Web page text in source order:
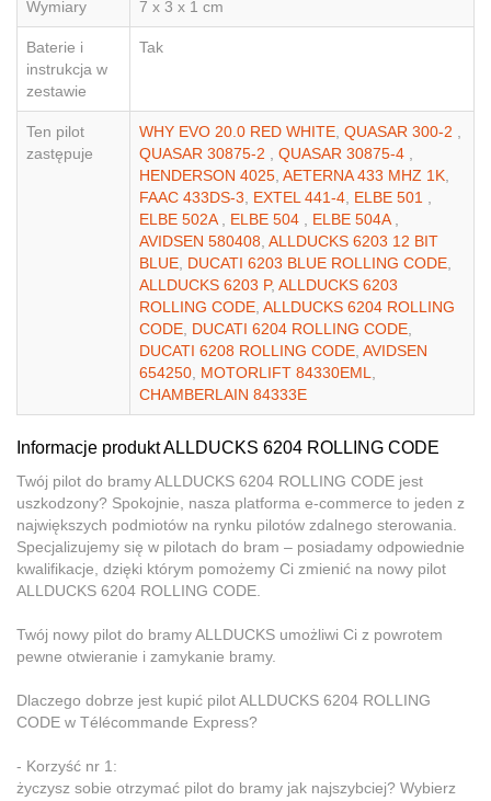
Wymiary 7 x 3 x 1 cm
Baterie i
instrukcja w
zestawie
Tak
Ten pilot
zastępuje
WHY EVO 20.0 RED WHITE QUASAR 300-2
QUASAR 30875-2
QUASAR 30875-4
HENDERSON 4025 AETERNA 433 MHZ 1K
FAAC 433DS-3
EXTEL 441-4 ELBE 501
ELBE 502A
ELBE 504 ELBE 504A
AVIDSEN 580408 ALLDUCKS 6203 12 BIT
BLUE DUCATI 6203 BLUE ROLLING CODE
ALLDUCKS 6203 P, ALLDUCKS 6203
ROLLING CODE ALLDUCKS 6204 ROLLING
CODE DUCATI 6204 ROLLING CODE
DUCATI 6208 ROLLING CODE AVIDSEN
654250 MOTORLIFT 84330EML
CHAMBERLAIN 84333E
Informacje produkt ALLDUCKS 6204 ROLLING CODE
Twój pilot do bramy ALLDUCKS 6204 ROLLING CODE jest
uszkodzony? Spokojnie, nasza platforma e-commerce to jeden z
największych podmiotów na rynku pilotów zdalnego sterowania.
Specjalizujemy się w pilotach do bram – posiadamy odpowiednie
kwalifikacje, dzięki którym pomożemy Ci zmienić na nowy pilot
ALLDUCKS 6204 ROLLING CODE.
Twój nowy pilot do bramy ALLDUCKS umożliwi Ci z powrotem
pewne otwieranie i zamykanie bramy.
Dlaczego dobrze jest kupić pilot ALLDUCKS 6204 ROLLING
CODE w Télécommande Express?
- Korzyść nr 1:
życzysz sobie otrzymać pilot do bramy jak najszybciej? Wybierz